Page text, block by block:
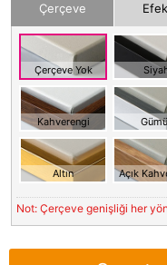
Çerçeve
Çerçeve Yok
Kahverengi
Altın Açık
Not: Çerçeve genişliği her